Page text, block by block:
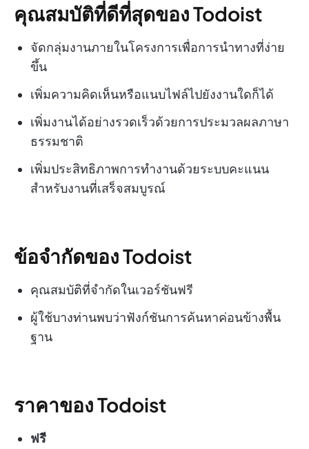
คุณสมบัติที่ดีที่สุดของ Todoist
จัดกลุ่มงานภายในโครงการเพื่อการนำทางที่ง่าย
ขึ้น
เพิ่มความคิดเห็นหรือแนบไฟล์ไปยังงานใดก็ได้
เพิ่มงานได้อย่างรวดเร็วด้วยการประมวลผลภาษา
ธรรมชาติ
เพิ่มประสิทธิภาพการทำงานด้วยระบบคะแนน
สำหรับงานที่เสร็จสมบูรณ์
ข้อจำกัดของ Todoist
คุณสมบัติที่จำกัดในเวอร์ชันฟรี
ผู้ใช้บางท่านพบว่าฟังก์ชันการค้นหาค่อนข้างพื้น
ฐาน
ราคาของ Todoist
ฟรี